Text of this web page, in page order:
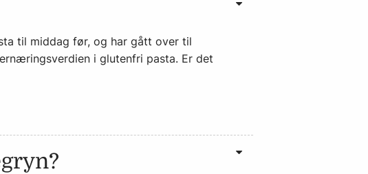
til middag før, og har gått over til
i glutenfri pasta. Er det